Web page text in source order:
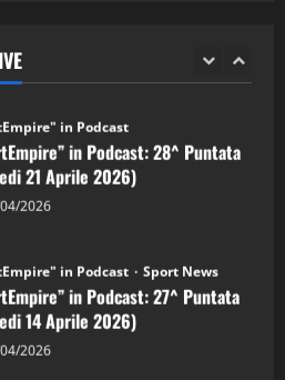
2026
in Podcast
in Podcast: 28^ Puntata
21 Aprile 2026)
2026
in Podcast Sport News
in Podcast: 27^ Puntata
14 Aprile 2026)
2026